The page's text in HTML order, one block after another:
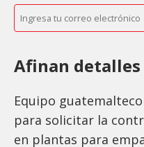
Afinan detalles
Equipo
para solicitar la
en plantas para